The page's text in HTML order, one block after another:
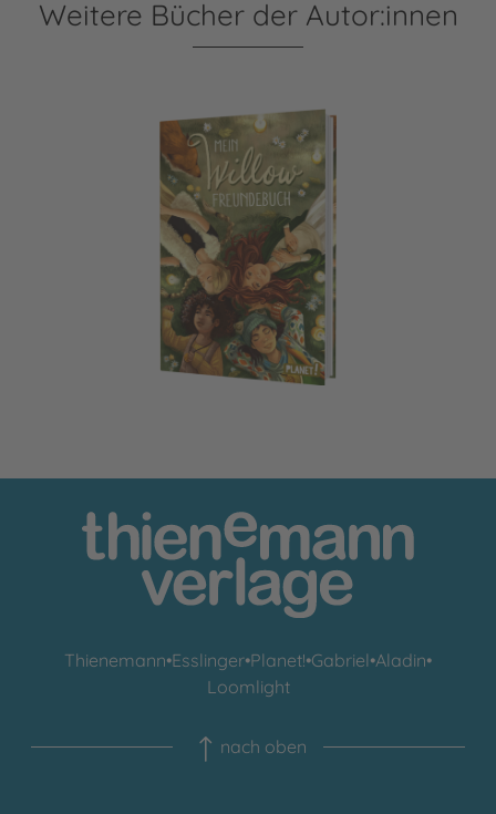
Weitere Bücher der Autor:innen
Ein Mädchen namens Willow: Mein Willow-Freundebuch
Thienemann•Esslinger•Planet!•Gabriel•Aladin•
Loomlight
nach oben